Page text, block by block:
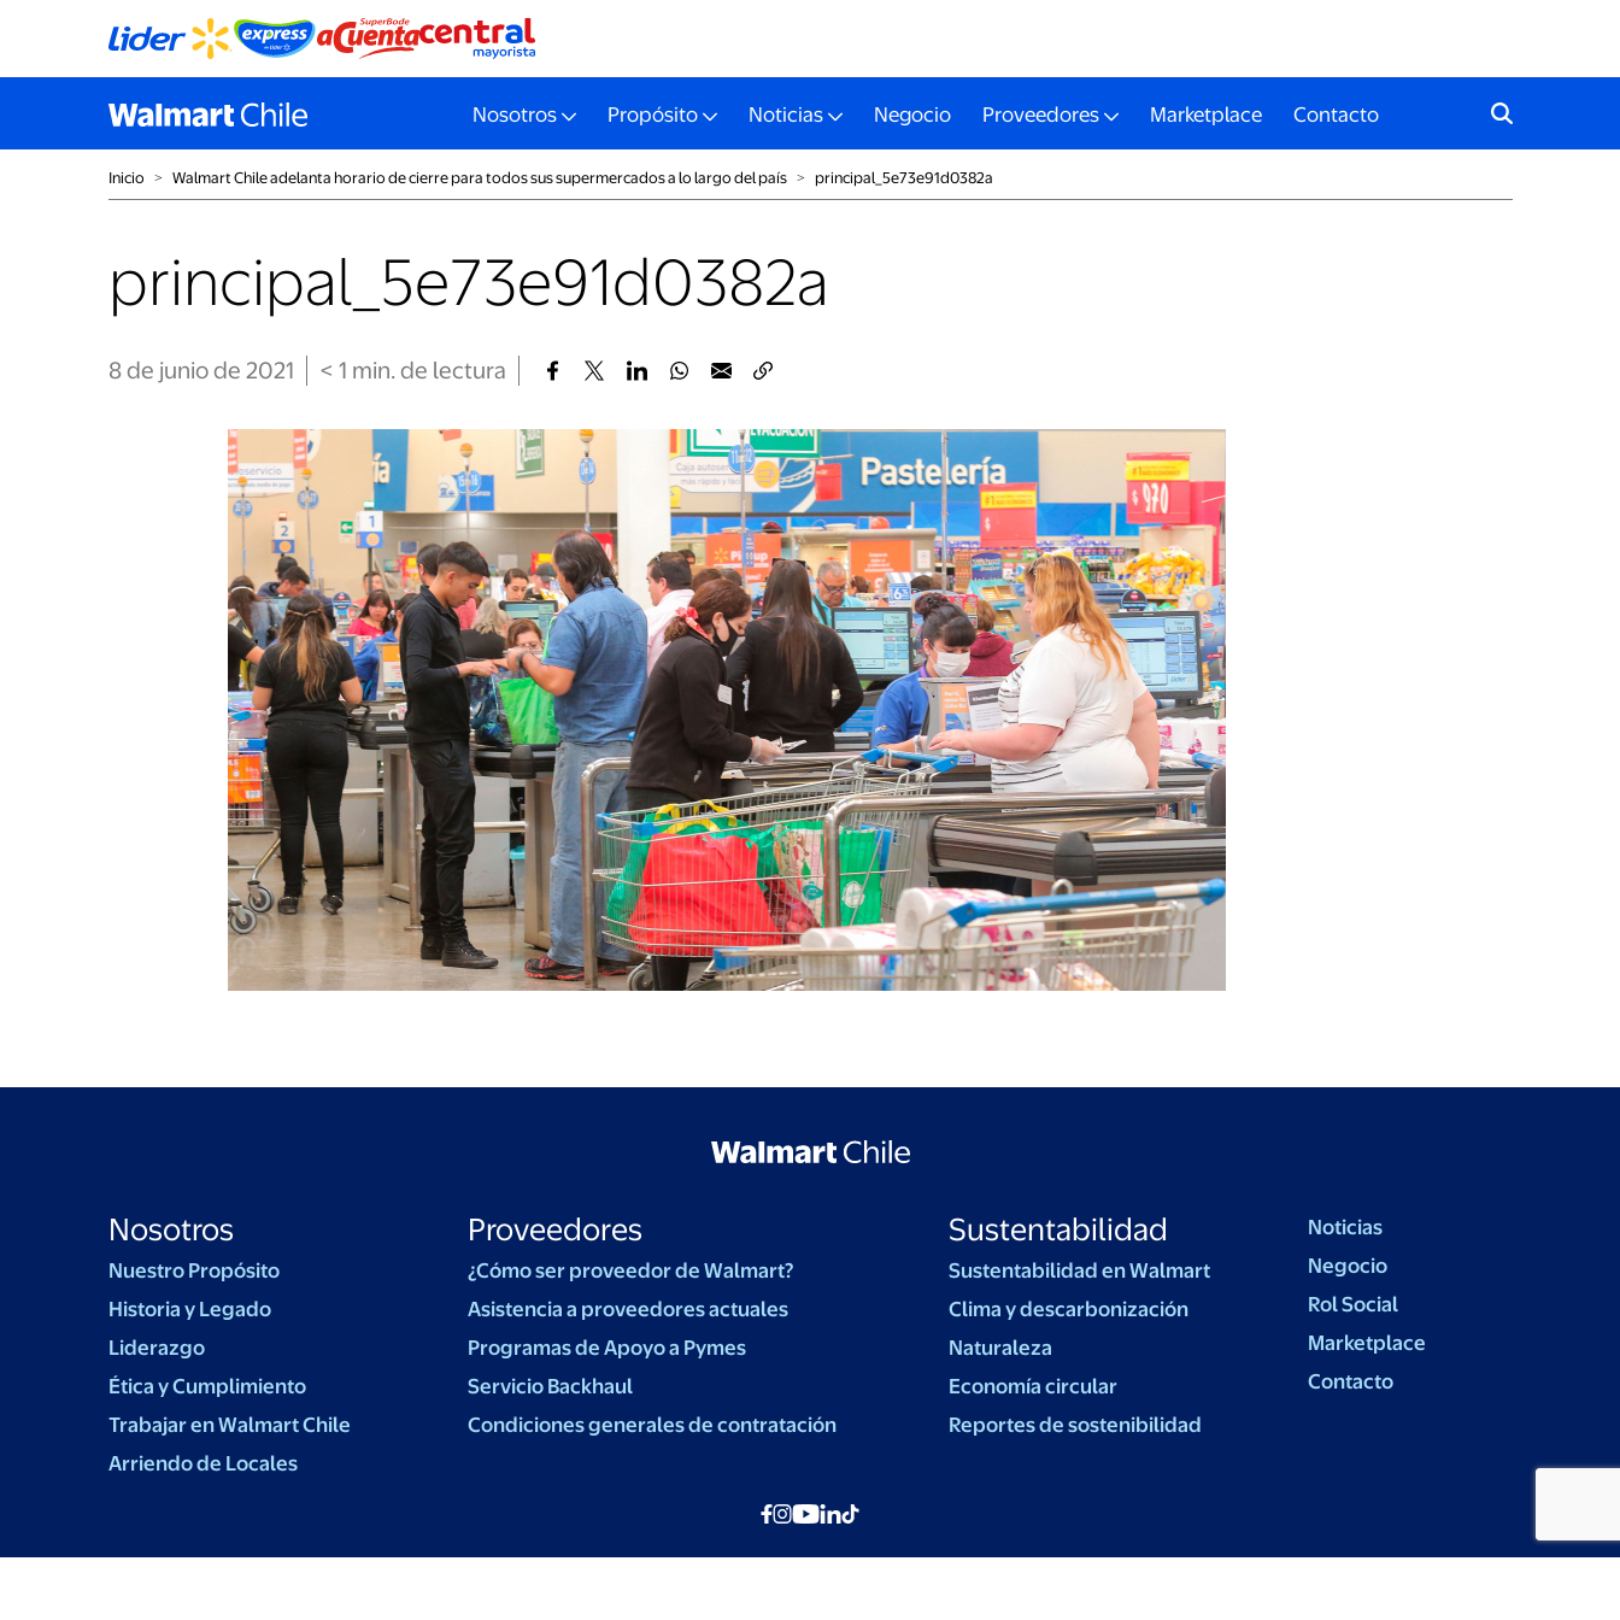
Nosotros Propósito Noticias Negocio Proveedores Marketplace Contacto
Inicio ˃ Walmart Chile adelanta horario de cierre para todos sus supermercados a lo largo del país ˃ principal_5e73e91d0382a
principal_5e73e91d0382a
8 de junio de 2021 < 1 min. de lectura
Nosotros
Nuestro Propósito
Historia y Legado
Liderazgo
Ética y Cumplimiento
Trabajar en Walmart Chile
Arriendo de Locales
Proveedores
¿Cómo ser proveedor de Walmart?
Asistencia a proveedores actuales
Programas de Apoyo a Pymes
Servicio Backhaul
Condiciones generales de contratación
Sustentabilidad
Sustentabilidad en Walmart
Clima y descarbonización
Naturaleza
Economía circular
Reportes de sostenibilidad
Noticias
Negocio
Rol Social
Marketplace
Contacto